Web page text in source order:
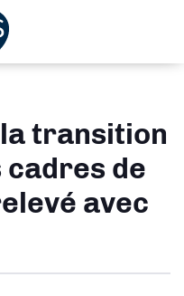
transition
cadres de
avec